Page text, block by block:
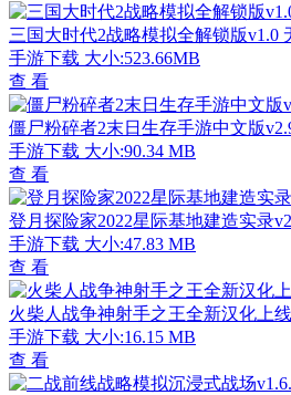
三国大时代2战略模拟全解锁版v1.0
手游下载 大小:523.66MB
查 看
僵尸粉碎者2末日生存手游中文版
手游下载 大小:90.34 MB
查 看
登月探险家2022星际基地建造实录
手游下载 大小:47.83 MB
查 看
火柴人战争神射手之王全新汉化上
手游下载 大小:16.15 MB
查 看